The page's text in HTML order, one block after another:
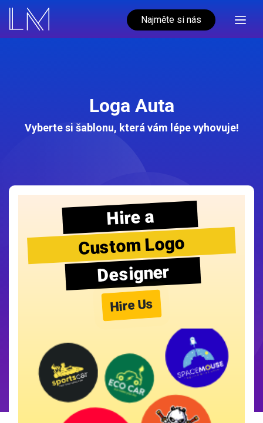
Najměte si nás
Loga Auta
Vyberte si šablonu, která vám lépe vyhovuje!
Hire a
Custom Logo
Designer
Hire Us